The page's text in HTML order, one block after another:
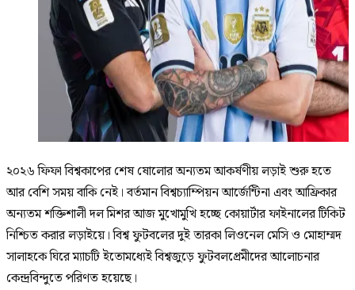
২০২৬ ফিফা বিশ্বকাপের শেষ ষোলোর অন্যতম আকর্ষণীয় লড়াই শুরু হতে
আর বেশি সময় বাকি নেই। বর্তমান বিশ্বচ্যাম্পিয়ন আর্জেন্টিনা এবং আফ্রিকার
অন্যতম শক্তিশালী দল মিশর আজ মুখোমুখি হচ্ছে কোয়ার্টার ফাইনালের টিকিট
নিশ্চিত করার লড়াইয়ে। বিশ্ব ফুটবলের দুই তারকা লিওনেল মেসি ও মোহাম্মদ
সালাহকে ঘিরে ম্যাচটি ইতোমধ্যেই বিশ্বজুড়ে ফুটবলপ্রেমীদের আলোচনার
কেন্দ্রবিন্দুতে পরিণত হয়েছে।